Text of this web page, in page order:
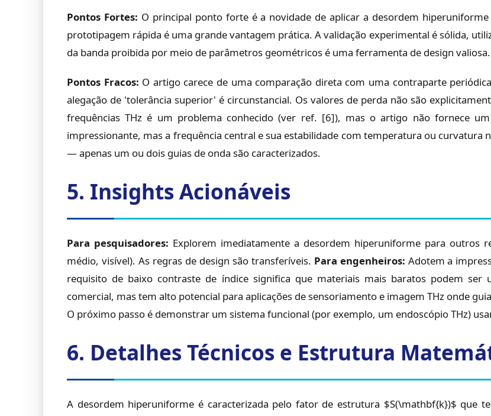
Pontos Fortes: O principal ponto forte é a novidade de aplicar a desordem
prototipagem rápida é uma grande vantagem prática. A validação experimental é sólida,
da banda proibida por meio de parâmetros geométricos é uma ferramenta de design valiosa.
Pontos Fracos: O artigo carece de uma comparação direta com uma contraparte
alegação de 'tolerância superior' é circunstancial. Os valores de perda não são
frequências THz é um problema conhecido (ver ref. [6]), mas o artigo não fornece
impressionante, mas a frequência central e sua estabilidade com temperatura ou curvatura
— apenas um ou dois guias de onda são caracterizados.
5. Insights Acionáveis
Para pesquisadores: Explorem imediatamente a desordem hiperuniforme para outros
médio, visível). As regras de design são transferíveis. Para engenheiros: Adotem a
requisito de baixo contraste de índice significa que materiais mais baratos podem ser
comercial, mas tem alto potencial para aplicações de sensoriamento e imagem THz onde
O próximo passo é demonstrar um sistema funcional (por exemplo, um endoscópio THz)
6. Detalhes Técnicos e Estrutura
A desordem hiperuniforme é caracterizada pelo fator de estrutura $S(\mathbf{k})$